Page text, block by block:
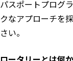
パスポートプログ
クなアプローチを
さい。